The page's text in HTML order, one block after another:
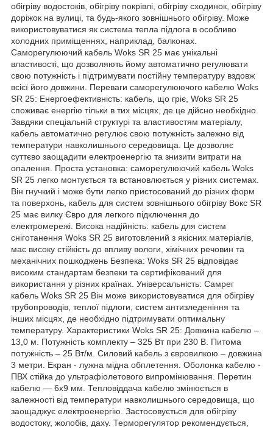
обігріву водостоків, обігріву покрівлі, обігріву сходинок, обігріву
доріжок на вулиці, та будь-якого зовнішнього обігріву. Може
використовуватися як система тепла підлога в особливо
холодних приміщеннях, наприклад, балконах.
Саморегулюючий кабель Woks SR 25 має унікальні
властивості, що дозволяють йому автоматично регулювати
свою потужність і підтримувати постійну температуру вздовж
всієї його довжини. Переваги саморегулюючого кабелю Woks
SR 25: Енергоефективність: кабель, що гріє, Woks SR 25
споживає енергію тільки в тих місцях, де це дійсно необхідно.
Завдяки спеціальній структурі та властивостям матеріалу,
кабель автоматично регулює свою потужність залежно від
температури навколишнього середовища. Це дозволяє
суттєво заощадити електроенергію та знизити витрати на
опалення. Проста установка: саморегулюючий кабель Woks
SR 25 легко монтується та встановлюється у різних системах.
Він гнучкий і може бути легко пристосований до різних форм
та поверхонь, кабель для систем зовнішнього обігріву Вокс SR
25 має вилку Євро для легкого підключення до
електромережі. Висока надійність: кабель для систем
сніготанення Woks SR 25 виготовлений з якісних матеріалів,
має високу стійкість до впливу вологи, хімічних речовин та
механічних пошкоджень Безпека: Woks SR 25 відповідає
високим стандартам безпеки та сертифікований для
використання у різних країнах. Універсальність: Самрег
кабель Woks SR 25 Він може використовуватися для обігріву
трубопроводів, теплої підлоги, систем антизледеніння та
інших місцях, де необхідно підтримувати оптимальну
температуру. Характеристики Woks SR 25: Довжина кабелю –
13,0 м. Потужність комплекту – 325 Вт при 230 В. Питома
потужність – 25 Вт/м. Силовий кабель з євровилкою – довжина
3 метри. Екран - лужна мідна обплетення. Оболонка кабелю -
ПВХ стійка до ультрафіолетового випромінювання. Перетин
кабелю — 6х9 мм. Тепловіддача кабелю змінюється в
залежності від температури навколишнього середовища, що
заощаджує електроенергію. Застосовується для обігріву
водостоку, жолобів, даху. Терморегулятор рекомендується,